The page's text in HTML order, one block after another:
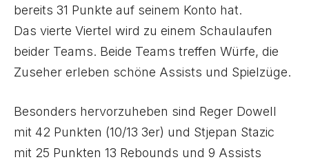
bereits 31 Punkte auf seinem Konto hat.
Das vierte Viertel wird zu einem Schaulaufen
beider Teams. Beide Teams treffen Würfe, die
Zuseher erleben schöne Assists und Spielzüge.
Besonders hervorzuheben sind Reger Dowell
mit 42 Punkten (10/13 3er) und Stjepan Stazic
mit 25 Punkten 13 Rebounds und 9 Assists